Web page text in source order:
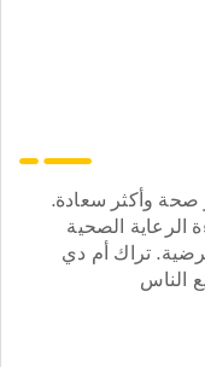
وأكثر سعادة.
الرعاية الصحية
تراك أم دي
الناس